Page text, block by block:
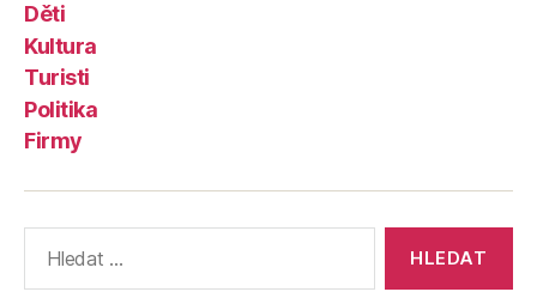
Děti
Kultura
Turisti
Politika
Firmy
vyhledávání: